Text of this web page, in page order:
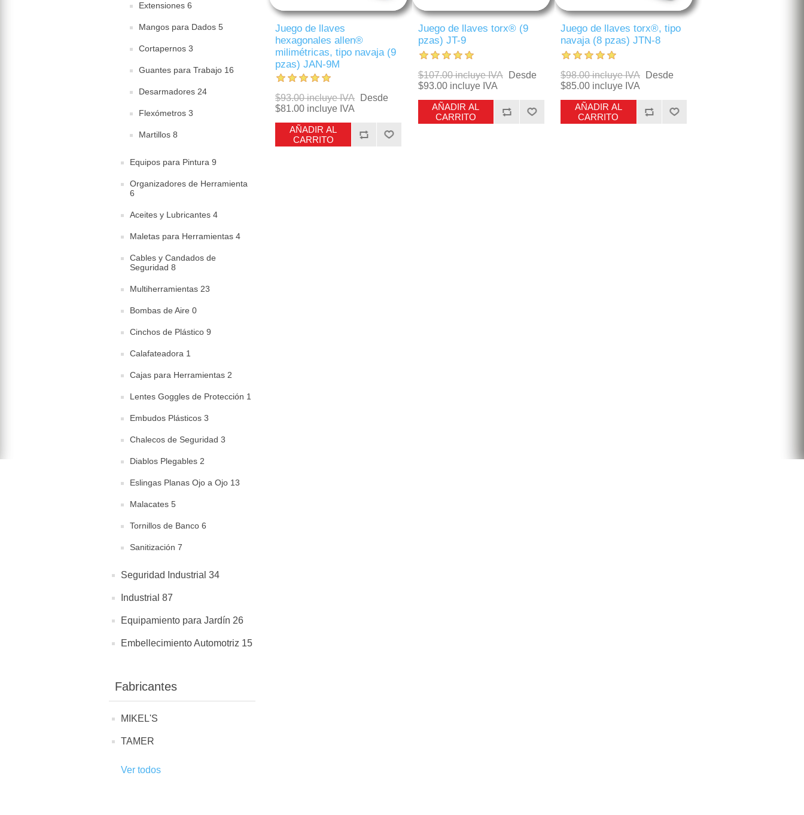
Extensiones 6
Mangos para Dados 5
Cortapernos 3
Guantes para Trabajo 16
Desarmadores 24
Flexómetros 3
Martillos 8
Equipos para Pintura 9
Organizadores de Herramienta
6
Aceites y Lubricantes 4
Maletas para Herramientas 4
Cables y Candados de
Seguridad 8
Multiherramientas 23
Bombas de Aire 0
Cinchos de Plástico 9
Calafateadora 1
Cajas para Herramientas 2
Lentes Goggles de Protección 1
Embudos Plásticos 3
Chalecos de Seguridad 3
Diablos Plegables 2
Eslingas Planas Ojo a Ojo 13
Malacates 5
Tornillos de Banco 6
Sanitización 7
Seguridad Industrial 34
Industrial 87
Equipamiento para Jardín 26
Embellecimiento Automotriz 15
Fabricantes
MIKEL'S
TAMER
Ver todos
Juego de llaves
hexagonales allen®
milimétricas, tipo navaja (9
pzas) JAN-9M
$93.00 incluye IVA
Desde
$81.00 incluye IVA
AÑADIR AL
CARRITO
Juego de llaves torx® (9
pzas) JT-9
$107.00 incluye IVA
Desde
$93.00 incluye IVA
AÑADIR AL
CARRITO
Juego de llaves torx®, tipo
navaja (8 pzas) JTN-8
$98.00 incluye IVA
Desde
$85.00 incluye IVA
AÑADIR AL
CARRITO